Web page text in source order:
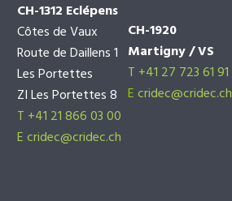
CH-1312 Eclépens
Côtes de Vaux
Route de Daillens 1
Les Portettes
ZI Les Portettes 8
T +41 21 866 03 00
Ecridec@cridec.ch
CH-1920
Martigny / VS
T +41 27 723 61 91
Ecridec@cridec.ch